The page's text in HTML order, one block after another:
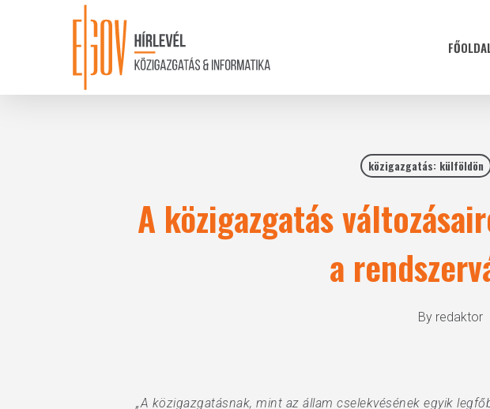
közigazgatás: külföldön
A közigazgatás
a
By redaktor
„A közigazgatásnak, mint az állam cselekvésének egyik